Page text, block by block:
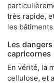
très rapide,
les bâtiments.
Les
capricornes
En vérité, la
cellulose, et